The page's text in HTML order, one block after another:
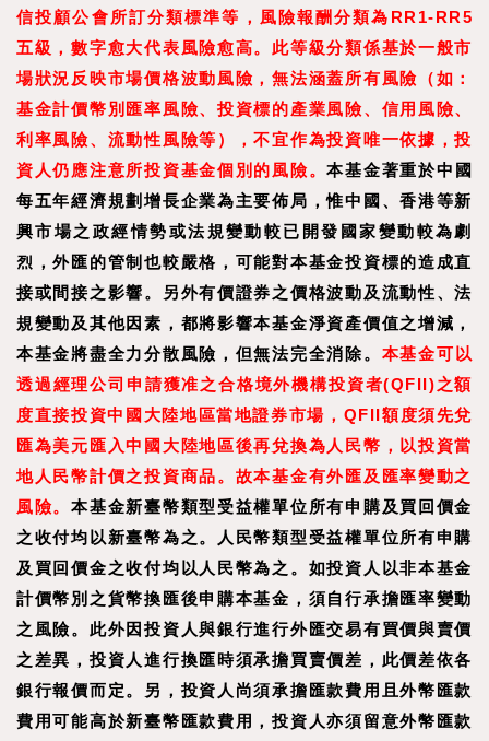
信投顧公會所訂分類標準等，風險報酬分類為RR1-RR5
五級，數字愈大代表風險愈高。此等級分類係基於一般市
場狀況反映市場價格波動風險，無法涵蓋所有風險（如：
基金計價幣別匯率風險、投資標的產業風險、信用風險、
利率風險、流動性風險等），不宜作為投資唯一依據，投
資人仍應注意所投資基金個別的風險。本基金著重於中國
每五年經濟規劃增長企業為主要佈局，惟中國、香港等新
興市場之政經情勢或法規變動較已開發國家變動較為劇
烈，外匯的管制也較嚴格，可能對本基金投資標的造成直
接或間接之影響。另外有價證券之價格波動及流動性、法
規變動及其他因素，都將影響本基金淨資產價值之增減，
本基金將盡全力分散風險，但無法完全消除。 本基金可以
透過經理公司申請獲准之合格境外機構投資者(QFII)之額
度直接投資中國大陸地區當地證券市場，QFII額度須先兌
匯為美元匯入中國大陸地區後再兌換為人民幣，以投資當
地人民幣計價之投資商品。故本基金有外匯及匯率變動之
風險。本基金新臺幣類型受益權單位所有申購及買回價金
之收付均以新臺幣為之。人民幣類型受益權單位所有申購
及買回價金之收付均以人民幣為之。如投資人以非本基金
計價幣別之貨幣換匯後申購本基金，須自行承擔匯率變動
之風險。此外因投資人與銀行進行外匯交易有買價與賣價
之差異，投資人進行換匯時須承擔買賣價差，此價差依各
銀行報價而定。另，投資人尚須承擔匯款費用且外幣匯款
費用可能高於新臺幣匯款費用，投資人亦須留意外幣匯款